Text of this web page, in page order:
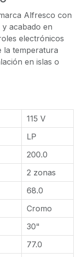
Alfresco con
acabado en
electrónicos
la temperatura
en islas o
115 V
LP
200.0
2 zonas
68.0
Cromo
30"
77.0